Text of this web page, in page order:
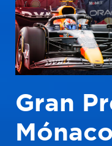
Gran